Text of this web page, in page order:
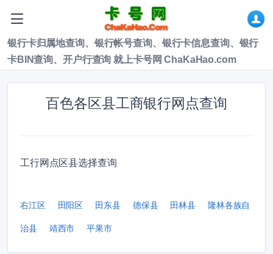
银行卡归属地查询、银行帐号查询、银行卡信息查询、银行
卡BIN查询、开户行查询 就上卡号网 ChaKaHao.com
百色各区县工商银行网点查询
工行网点区县选择查询
右江区 田阳区 田东县 德保县 田林县 隆林各族自
治县 靖西市 平果市